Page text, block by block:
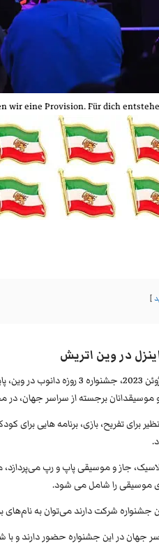
wir eine Provision. Für dich
وین – با شروع روز جمعه، 23
موسیقدانان برجسته از سراسر جهان،
بی نظیر برای تفریح، بازی، برنامه هایی
جاز و موسیقی پاپ و رپ
موسیقی را شامل می شود.
جشنواره شرکت دارند می‌توان به نام‌های
جهان در این جشنواره حضور دارند و با